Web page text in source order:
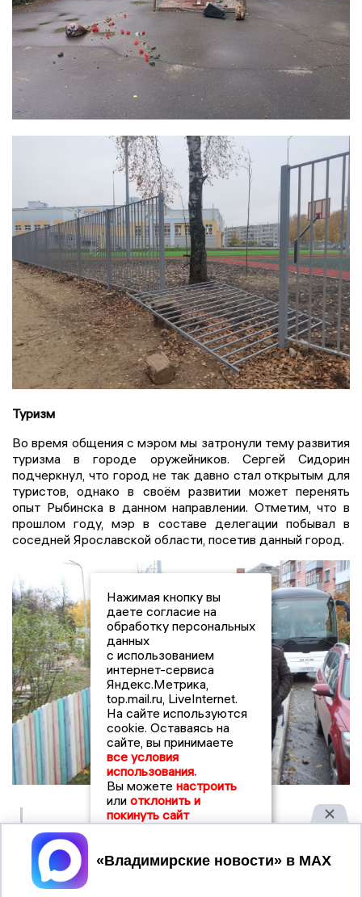
Туризм
Во время общения с мэром мы затронули тему развития
туризма в городе оружейников. Сергей Сидорин
подчеркнул, что город не так давно стал открытым для
туристов, однако в своём развитии может перенять
опыт Рыбинска в данном направлении. Отметим, что в
прошлом году, мэр в составе делегации побывал в
соседней Ярославской области, посетив данный город.
«Они раньше также жили, как закрытый город. У
них также несколько крупных предприятий. Сам
Рыбинск постепенно открывается для туристов,
но делает это поэтапно. Там глава улочки, 1
Нажимая кнопку вы
даете согласие на
обработку персональных
данных
с использованием
интернет-сервиса
Яндекс.Метрика,
top.mail.ru, LiveInternet.
На сайте используются
cookie. Оставаясь на
сайте, вы принимаете
все условия
использования.
Вы можете настроить
или отклонить и
покинуть сайт
Принять